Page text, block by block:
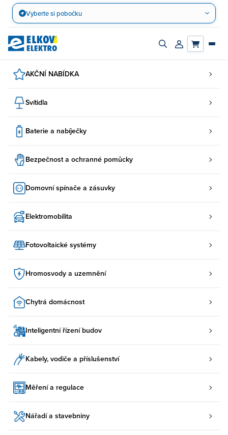
Přejít
obsah
Vyberte si pobočku
Zapnout/vypnout
Přihlásit/
AKČNÍ NABÍDKA
Svítidla
Baterie a nabíječky
Bezpečnost a ochranné pomůcky
Domovní spínače a zásuvky
Elektromobilita
Fotovoltaické systémy
Hromosvody a uzemnění
Chytrá domácnost
Inteligentní řízení budov
Kabely, vodiče a příslušenství
Měření a regulace
Nářadí a stavebniny